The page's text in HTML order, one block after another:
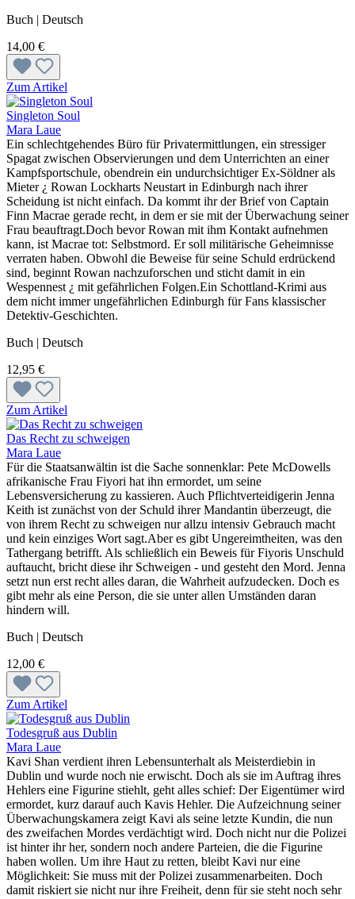
Buch | Deutsch
14,00 €
Zum Artikel
Singleton Soul
Mara Laue
Ein schlechtgehendes Büro für Privatermittlungen, ein stressiger
Spagat zwischen Observierungen und dem Unterrichten an einer
Kampfsportschule, obendrein ein undurchsichtiger Ex-Söldner als
Mieter ¿ Rowan Lockharts Neustart in Edinburgh nach ihrer
Scheidung ist nicht einfach. Da kommt ihr der Brief von Captain
Finn Macrae gerade recht, in dem er sie mit der Überwachung seiner
Frau beauftragt.Doch bevor Rowan mit ihm Kontakt aufnehmen
kann, ist Macrae tot: Selbstmord. Er soll militärische Geheimnisse
verraten haben. Obwohl die Beweise für seine Schuld erdrückend
sind, beginnt Rowan nachzuforschen und sticht damit in ein
Wespennest ¿ mit gefährlichen Folgen.Ein Schottland-Krimi aus
dem nicht immer ungefährlichen Edinburgh für Fans klassischer
Detektiv-Geschichten.
Buch | Deutsch
12,95 €
Zum Artikel
Das Recht zu schweigen
Mara Laue
Für die Staatsanwältin ist die Sache sonnenklar: Pete McDowells
afrikanische Frau Fiyori hat ihn ermordet, um seine
Lebensversicherung zu kassieren. Auch Pflichtverteidigerin Jenna
Keith ist zunächst von der Schuld ihrer Mandantin überzeugt, die
von ihrem Recht zu schweigen nur allzu intensiv Gebrauch macht
und kein einziges Wort sagt.Aber es gibt Ungereimtheiten, was den
Tathergang betrifft. Als schließlich ein Beweis für Fiyoris Unschuld
auftaucht, bricht diese ihr Schweigen - und gesteht den Mord. Jenna
setzt nun erst recht alles daran, die Wahrheit aufzudecken. Doch es
gibt mehr als eine Person, die sie unter allen Umständen daran
hindern will.
Buch | Deutsch
12,00 €
Zum Artikel
Todesgruß aus Dublin
Mara Laue
Kavi Shan verdient ihren Lebensunterhalt als Meisterdiebin in
Dublin und wurde noch nie erwischt. Doch als sie im Auftrag ihres
Hehlers eine Figurine stiehlt, geht alles schief: Der Eigentümer wird
ermordet, kurz darauf auch Kavis Hehler. Die Aufzeichnung seiner
Überwachungskamera zeigt Kavi als seine letzte Kundin, die nun
des zweifachen Mordes verdächtigt wird. Doch nicht nur die Polizei
ist hinter ihr her, sondern noch andere Parteien, die die Figurine
haben wollen. Um ihre Haut zu retten, bleibt Kavi nur eine
Möglichkeit: Sie muss mit der Polizei zusammenarbeiten. Doch
damit riskiert sie nicht nur ihre Freiheit, denn für sie steht noch sehr